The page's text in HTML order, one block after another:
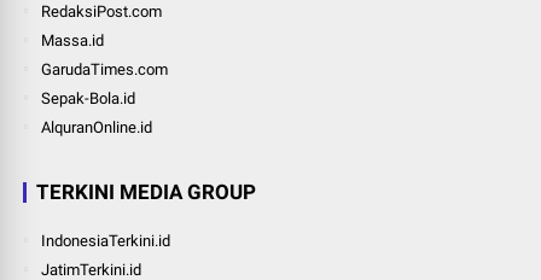
RedaksiPost.com
Massa.id
GarudaTimes.com
Sepak-Bola.id
AlquranOnline.id
TERKINI MEDIA GROUP
IndonesiaTerkini.id
JatimTerkini.id